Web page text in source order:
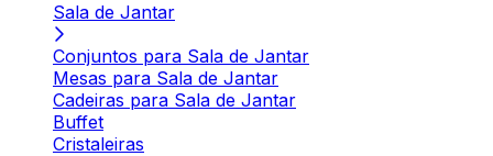
Sala de Jantar
Conjuntos para Sala de Jantar
Mesas para Sala de Jantar
Cadeiras para Sala de Jantar
Buffet
Cristaleiras